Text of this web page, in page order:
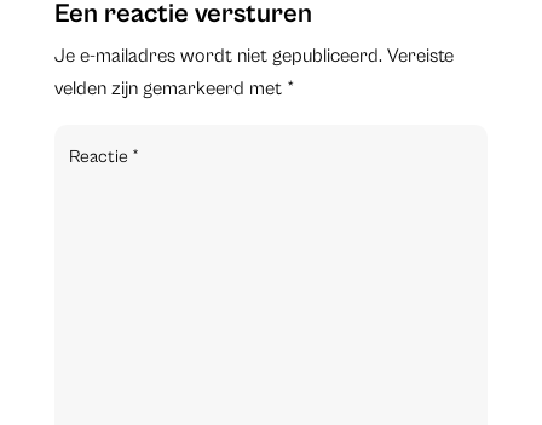
Een reactie versturen
Je e-mailadres wordt niet gepubliceerd. Vereiste
velden zijn gemarkeerd met *